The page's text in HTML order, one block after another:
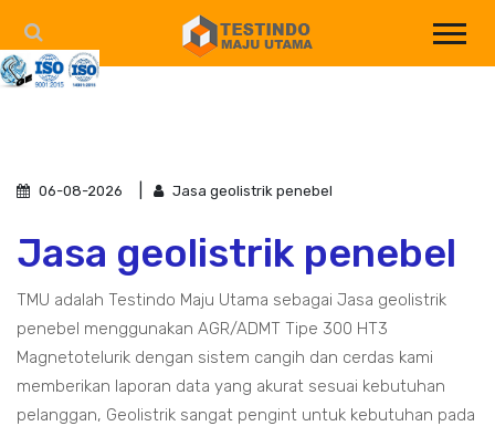
06-08-2026 Jasa geolistrik penebel
Jasa geolistrik penebel
TMU adalah Testindo Maju Utama sebagai Jasa geolistrik
penebel menggunakan AGR/ADMT Tipe 300 HT3
Magnetotelurik dengan sistem cangih dan cerdas kami
memberikan laporan data yang akurat sesuai kebutuhan
pelanggan, Geolistrik sangat pengint untuk kebutuhan pada